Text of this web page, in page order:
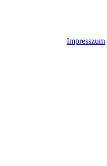
Impresszum